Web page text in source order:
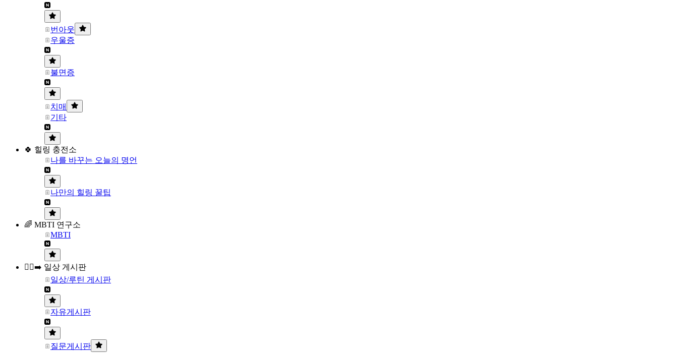
번아웃
우울증
불면증
치매
기타
🍀 힐링 충전소
나를 바꾸는 오늘의 명언
나만의 힐링 꿀팁
🌈 MBTI 연구소
MBTI
🏃‍♀️‍➡️ 일상 게시판
일상/루틴 게시판
자유게시판
질문게시판